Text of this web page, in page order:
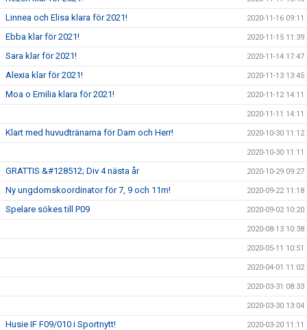
Linnea och Elisa klara för 2021! 2020-11-16 09:11
Ebba klar för 2021! 2020-11-15 11:39
Sara klar för 2021! 2020-11-14 17:47
Alexia klar för 2021! 2020-11-13 13:45
Moa o Emilia klara för 2021! 2020-11-12 14:11
2020-11-11 14:11
Klart med huvudtränarna för Dam och Herr! 2020-10-30 11:12
2020-10-30 11:11
GRATTIS &#128512; Div 4 nästa år 2020-10-29 09:27
Ny ungdomskoordinator för 7, 9 och 11m! 2020-09-22 11:18
Spelare sökes till P09 2020-09-02 10:20
2020-08-13 10:38
2020-05-11 10:51
2020-04-01 11:02
2020-03-31 08:33
2020-03-30 13:04
Husie IF F09/010 i Sportnytt! 2020-03-20 11:11